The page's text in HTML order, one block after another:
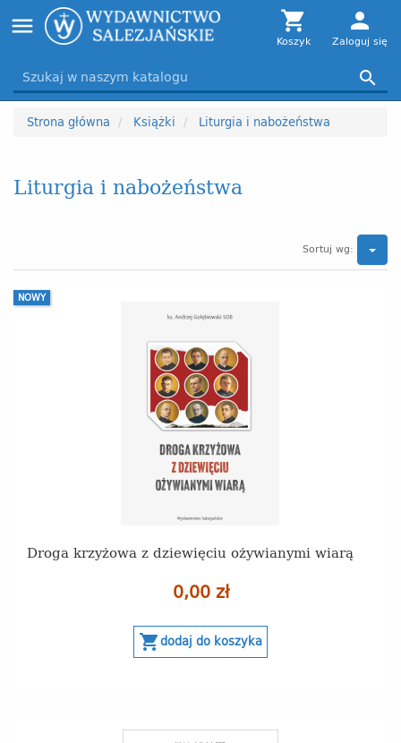
navigation
menu 
Koszyk
person
Zaloguj się

Strona główna Książki Liturgia i nabożeństwa
Liturgia i nabożeństwa
Sortuj wg:
Droga krzyżowa z dziewięciu ożywianymi wiarą
0,00 zł
NOWY
shopping_cartdodaj do koszyka